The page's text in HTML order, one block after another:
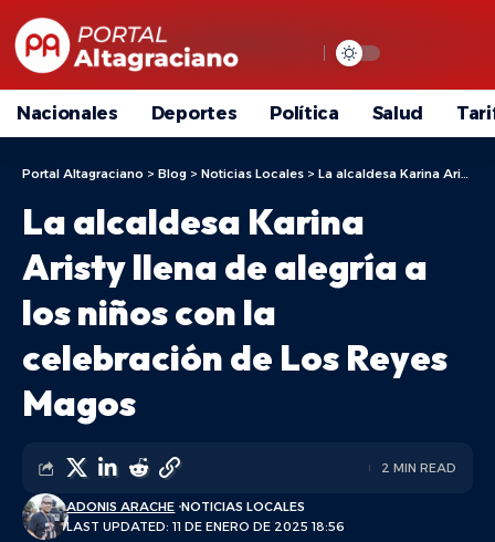
Nacionales Deportes Política Salud
Portal Altagraciano > Blog > Noticias Locales > La alcaldesa Karina Aristy llena de alegría a los niños con la celebración de Los Reyes Magos
La alcaldesa Karina
Aristy llena de alegría a
los niños con la
celebración de Los Reyes
Magos
LAST UPDATED: 11 DE ENERO DE 2025 18:56
ADONIS ARACHE NOTICIAS LOCALES
2 MIN READ